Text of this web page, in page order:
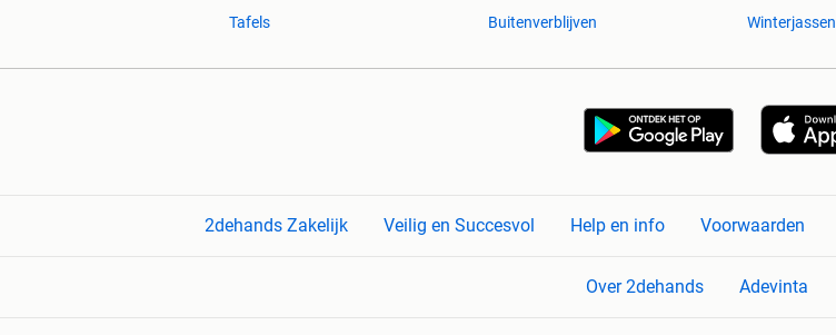
Tafels
Buitenverblijven
Winterjassen
2dehands Zakelijk Veilig en Succesvol Help en info Voorwaarden
Over 2dehands Adevinta